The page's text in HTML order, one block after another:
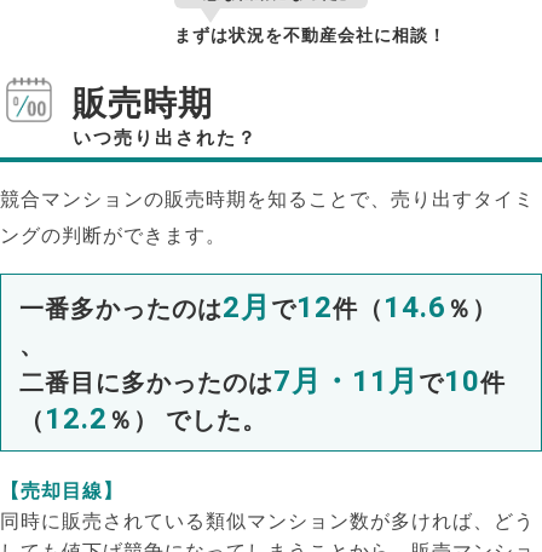
まずは状況を不動産会社に相談！
販売時期
いつ売り出された？
競合マンションの販売時期を知ることで、売り出すタイミ
ングの判断ができます。
一番多かったのは2月 で12件（ 14.6 ％）
、
二番目に多かったのは7月・11月 で10件
（ 12.2 ％） でした。
【売却目線】
同時に販売されている類似マンション数が多ければ、どう